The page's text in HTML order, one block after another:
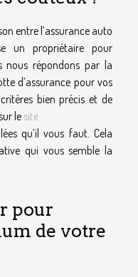
entre l’assurance auto
un propriétaire pour
nous répondons par la
d’assurance pour vos
bien précis et de
lesite
qu’il vous faut. Cela
qui vous semble la
pour
de votre